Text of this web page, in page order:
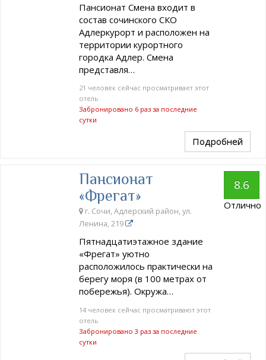
Пансионат Смена входит в
состав сочинского СКО
Адлеркурорт и расположен на
территории курортного
городка Адлер. Смена
представля…
21 человек сейчас просматривает этот
отель
Забронировано 6 раз за последние
сутки
Подробней
Пансионат
«Фрегат»
г. Сочи, Адлерский район, ул.
Ленина, 219
Пятнадцатиэтажное здание
«Фрегат» уютно
расположилось практически на
берегу моря (в 100 метрах от
побережья). Окружа…
14 человек сейчас просматривают этот
отель
Забронировано 3 раз за последние
сутки
8.6
Отлично